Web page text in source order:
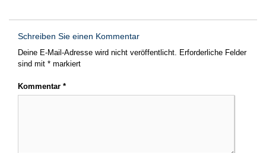
Schreiben Sie einen Kommentar
Deine E-Mail-Adresse wird nicht veröffentlicht. Erforderliche Felder
sind mit * markiert
Kommentar *